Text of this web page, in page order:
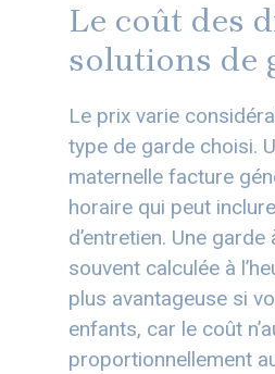
Le coût des
solutions de
Le prix varie
type de garde choisi.
maternelle facture
horaire qui peut
d’entretien. Une
souvent calculée à
plus avantageuse si
enfants, car le coût
proportionnellement